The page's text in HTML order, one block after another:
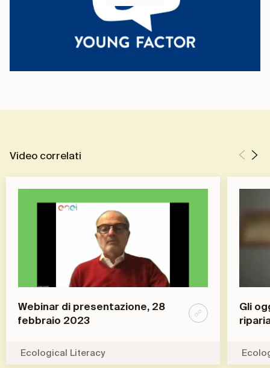
Video correlati
Webinar di presentazione, 28
febbraio 2023
Ecological Literacy
Gli